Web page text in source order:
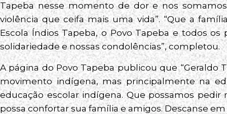
Tapeba nesse momento de dor e nos
violência que ceifa mais uma vida”. “Que a
Escola Índios Tapeba, o Povo Tapeba e todos
solidariedade e nossas condolências”, completou.
A página do Povo Tapeba publicou que “Geraldo
movimento indígena, mas principalmente na
educação escolar indígena. Que possamos
possa confortar sua família e amigos. Descanse em